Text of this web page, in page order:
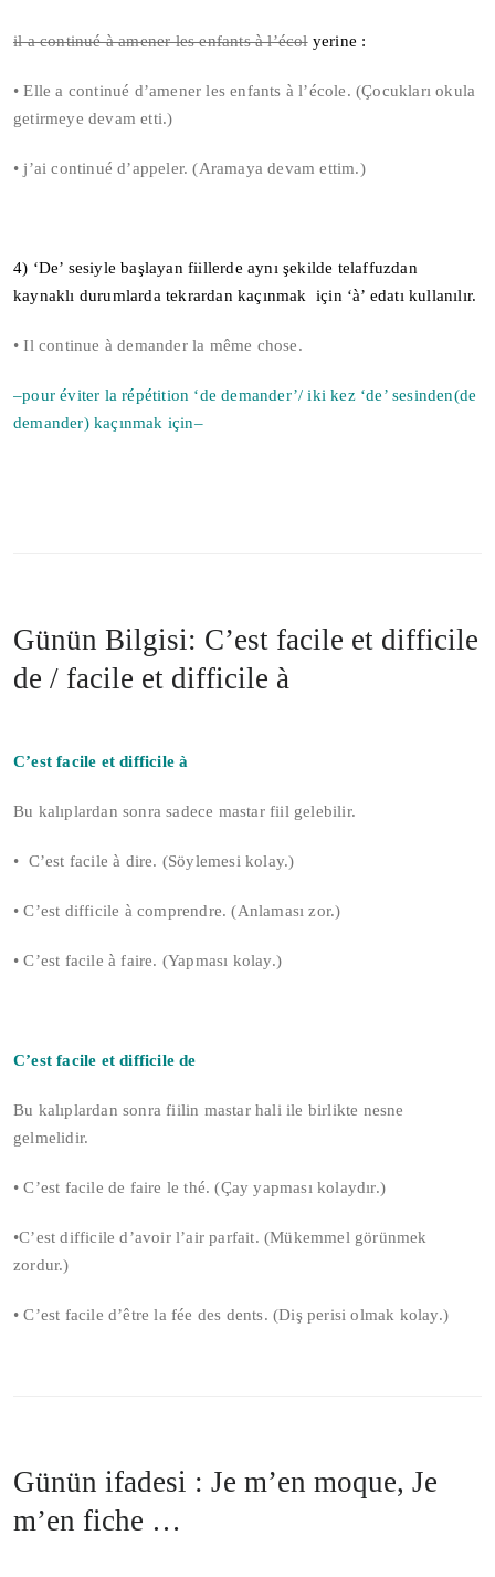
il a continué à amener les enfants à l’écol yerine :
• Elle a continué d’amener les enfants à l’école. (Çocukları okula
getirmeye devam etti.)
• j’ai continué d’appeler. (Aramaya devam ettim.)
4) ‘De’ sesiyle başlayan fiillerde aynı şekilde telaffuzdan
kaynaklı durumlarda tekrardan kaçınmak için ‘à’ edatıkullanılır.
• Il continue à demander la même chose.
–pour éviter la répétition ‘de demander’/ iki kez ‘de’ sesinden(de
demander) kaçınmak için–
Günün Bilgisi: C’est facile et difficile
de / facile et difficile à
C’est facile et difficile à
Bu kalıplardan sonra sadece mastar fiil gelebilir.
• C’est facile à dire. (Söylemesi kolay.)
• C’est difficile à comprendre. (Anlaması zor.)
• C’est facile à faire. (Yapması kolay.)
C’est facile et difficile de
Bu kalıplardan sonra fiilin mastar hali ile birlikte nesne
gelmelidir.
• C’est facile de faire le thé. (Çay yapması kolaydır.)
•C’est difficile d’avoir l’air parfait. (Mükemmel görünmek
zordur.)
• C’est facile d’être la fée des dents. (Diş perisi olmak kolay.)
Günün ifadesi : Je m’en moque, Je
m’en fiche …